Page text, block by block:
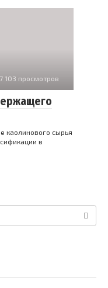
7 103 просмотров
каолинового сырья
в